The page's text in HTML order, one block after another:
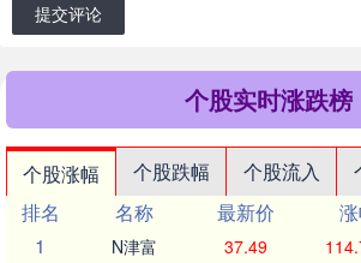
提交评论
个股实时涨跌榜
个股涨幅 个股跌幅 个股流入
排名
名称 最新价
1
N津富 37.49